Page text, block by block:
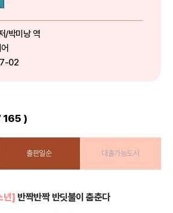
덫을 놓아 동물을 잡아 팔던 북극
변화를 겪게 된다. 그런 변화 ...
/박미낭 역
02
165 )
출판일순 대출가능도서
년] 반짝반짝 반딧불이 춤춘다